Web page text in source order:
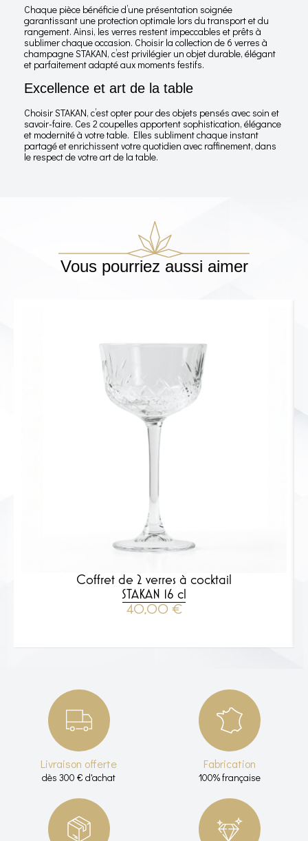
Chaque pièce bénéficie d’une présentation soignée
garantissant une protection optimale lors du transport et du
rangement. Ainsi, les verres restent impeccables et prêts à
sublimer chaque occasion. Choisir la collection de 6 verres à
champagne STAKAN, c’est privilégier un objet durable, élégant
et parfaitement adapté aux moments festifs.
Excellence et art de la table
Choisir STAKAN, c’est opter pour des objets pensés avec soin et
savoir-faire. Ces 2 coupelles apportent sophistication, élégance
et modernité à votre table. Elles subliment chaque instant
partagé et enrichissent votre quotidien avec raffinement, dans
le respect de votre art de la table.
Vous pourriez aussi aimer
Coffret de 2 verres à cocktail
STAKAN 16 cl
40,00 €
Livraison offerte
dès 300 € d'achat
Fabrication
100% française